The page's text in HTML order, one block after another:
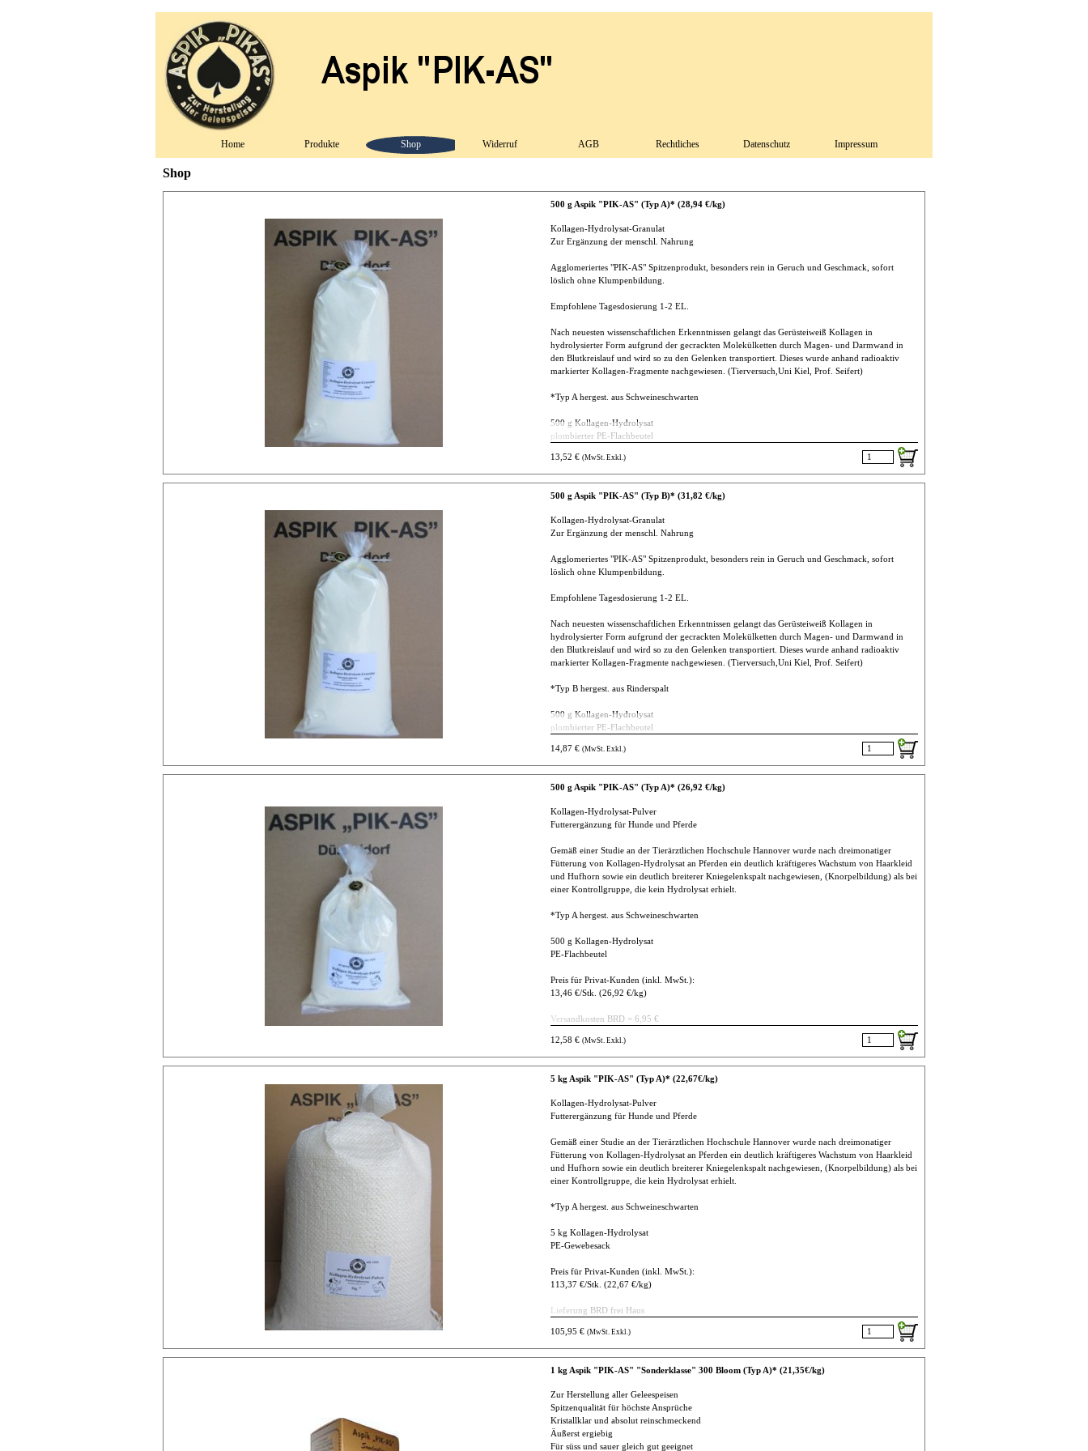
Home Produkte Shop Widerruf AGB Rechtliches Datenschutz Impressum
Shop
500 g Aspik "PIK-AS" (Typ A)* (28,94 €/kg)
Kollagen-Hydrolysat-Granulat
Zur Ergänzung der menschl. Nahrung
Agglomeriertes "PIK-AS" Spitzenprodukt, besonders rein in Geruch und Geschmack, sofort
löslich ohne Klumpenbildung.
Empfohlene Tagesdosierung 1-2 EL.
Nach neuesten wissenschaftlichen Erkenntnissen gelangt das Gerüsteiweiß Kollagen in
hydrolysierter Form aufgrund der gecrackten Molekülketten durch Magen- und Darmwand in
den Blutkreislauf und wird so zu den Gelenken transportiert. Dieses wurde anhand radioaktiv
markierter Kollagen-Fragmente nachgewiesen. (Tierversuch,Uni Kiel, Prof. Seifert)
*Typ A hergest. aus Schweineschwarten
500 g Kollagen-Hydrolysat
plombierter PE-Flachbeutel
Preis für Privat-Kunden (inkl. MwSt.)
14,47 €/Stk. (28,94 €/kg)
Versandkosten BRD = 6,95 €
andere Länder auf Anfrage
13,52 € (MwSt. Exkl.)
500 g Aspik "PIK-AS" (Typ B)* (31,82 €/kg)
Kollagen-Hydrolysat-Granulat
Zur Ergänzung der menschl. Nahrung
Agglomeriertes "PIK-AS" Spitzenprodukt, besonders rein in Geruch und Geschmack, sofort
löslich ohne Klumpenbildung.
Empfohlene Tagesdosierung 1-2 EL.
Nach neuesten wissenschaftlichen Erkenntnissen gelangt das Gerüsteiweiß Kollagen in
hydrolysierter Form aufgrund der gecrackten Molekülketten durch Magen- und Darmwand in
den Blutkreislauf und wird so zu den Gelenken transportiert. Dieses wurde anhand radioaktiv
markierter Kollagen-Fragmente nachgewiesen. (Tierversuch,Uni Kiel, Prof. Seifert)
*Typ B hergest. aus Rinderspalt
500 g Kollagen-Hydrolysat
plombierter PE-Flachbeutel
Preis für Privat-Kunden (inkl. MwSt.)
15,91 €/Stk. (31,82 €/kg)
Versandkosten BRD = 6,95 €
andere Länder auf Anfrage
14,87 € (MwSt. Exkl.)
500 g Aspik "PIK-AS" (Typ A)* (26,92 €/kg)
Kollagen-Hydrolysat-Pulver
Futterergänzung für Hunde und Pferde
Gemäß einer Studie an der Tierärztlichen Hochschule Hannover wurde nach dreimonatiger
Fütterung von Kollagen-Hydrolysat an Pferden ein deutlich kräftigeres Wachstum von Haarkleid
und Hufhorn sowie ein deutlich breiterer Kniegelenkspalt nachgewiesen, (Knorpelbildung) als bei
einer Kontrollgruppe, die kein Hydrolysat erhielt.
*Typ A hergest. aus Schweineschwarten
500 g Kollagen-Hydrolysat
PE-Flachbeutel
Preis für Privat-Kunden (inkl. MwSt.):
13,46 €/Stk. (26,92 €/kg)
Versandkosten BRD = 6,95 €
andere Länder auf Anfrage
12,58 € (MwSt. Exkl.)
5 kg Aspik "PIK-AS" (Typ A)* (22,67€/kg)
Kollagen-Hydrolysat-Pulver
Futterergänzung für Hunde und Pferde
Gemäß einer Studie an der Tierärztlichen Hochschule Hannover wurde nach dreimonatiger
Fütterung von Kollagen-Hydrolysat an Pferden ein deutlich kräftigeres Wachstum von Haarkleid
und Hufhorn sowie ein deutlich breiterer Kniegelenkspalt nachgewiesen, (Knorpelbildung) als bei
einer Kontrollgruppe, die kein Hydrolysat erhielt.
*Typ A hergest. aus Schweineschwarten
5 kg Kollagen-Hydrolysat
PE-Gewebesack
Preis für Privat-Kunden (inkl. MwSt.):
113,37 €/Stk. (22,67 €/kg)
Lieferung BRD frei Haus
105,95 € (MwSt. Exkl.)
1 kg Aspik "PIK-AS" "Sonderklasse" 300 Bloom (Typ A)* (21,35€/kg)
Zur Herstellung aller Geleespeisen
Spitzenqualität für höchste Ansprüche
Kristallklar und absolut reinschmeckend
Äußerst ergiebig
Für süss und sauer gleich gut geeignet